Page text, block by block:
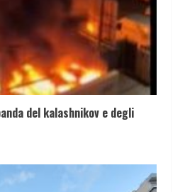
del kalashnikov e degli